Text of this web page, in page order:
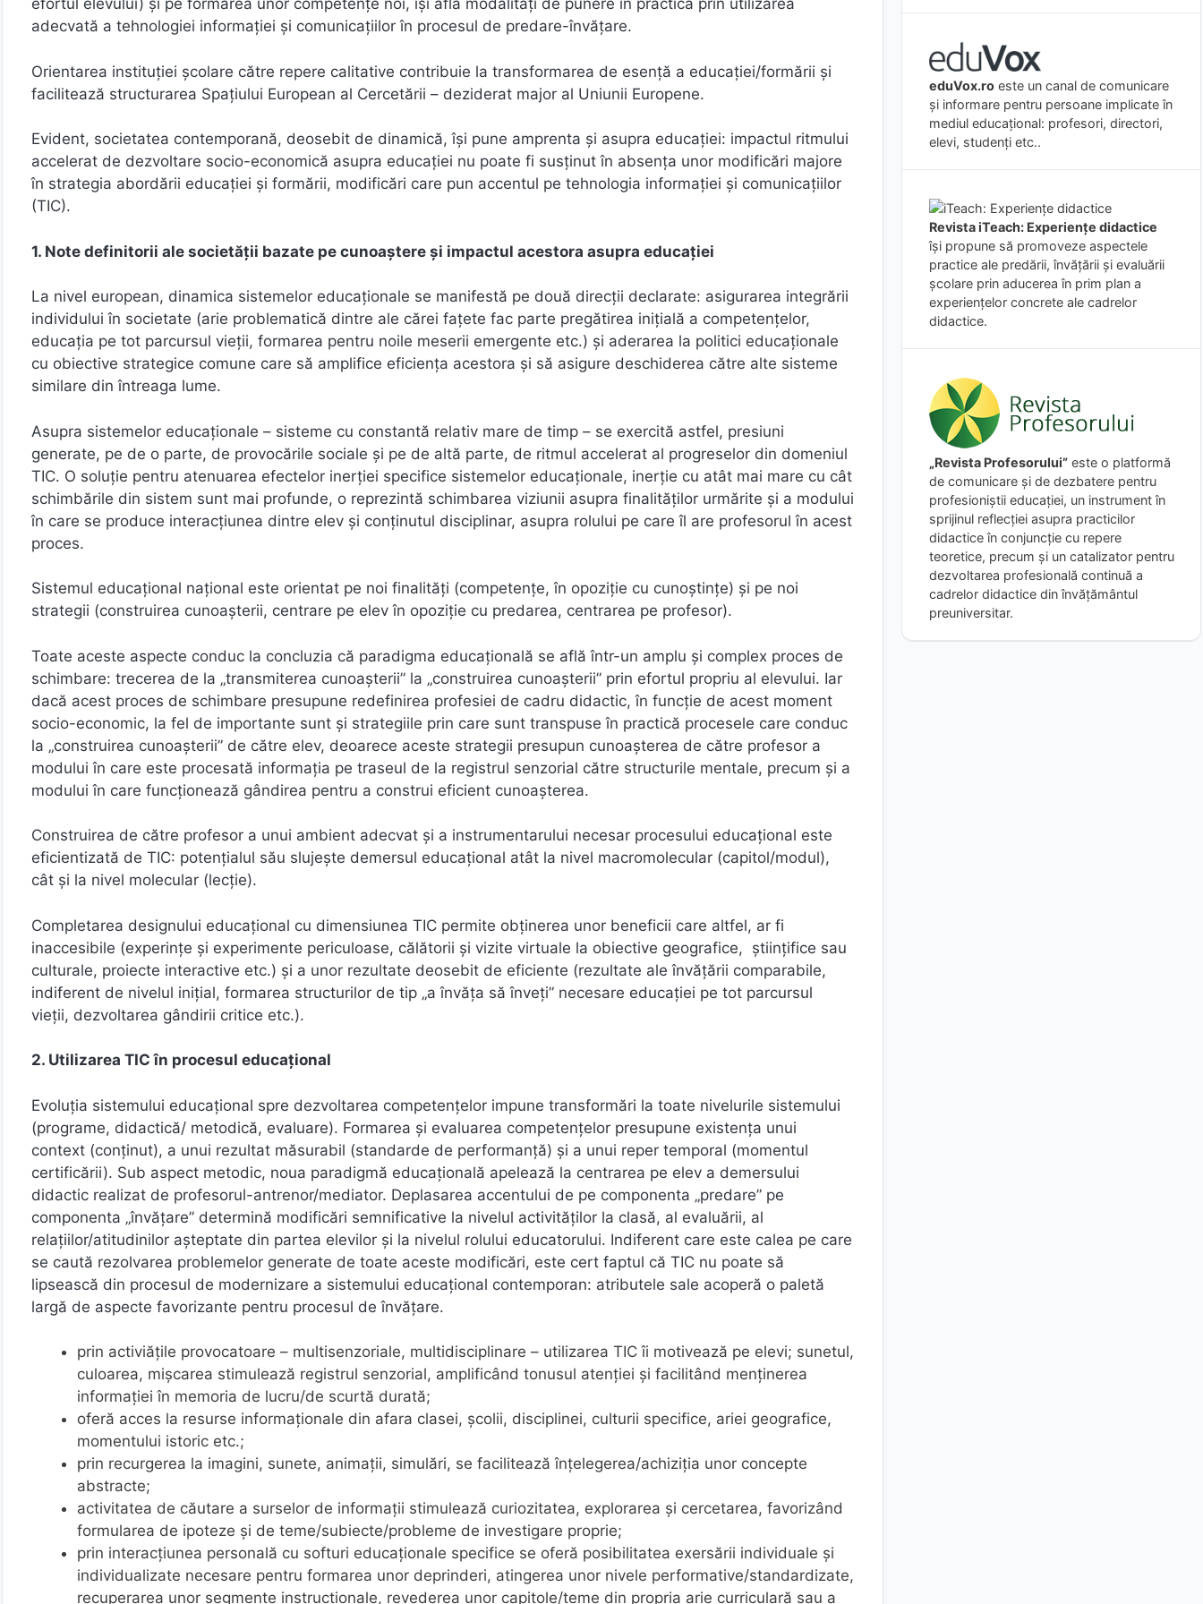
efortul elevului) şi pe formarea unor competenţe noi, îşi află modalităţi de punere în practică prin utilizarea
adecvată a tehnologiei informaţiei şi comunicaţiilor în procesul de predare-învăţare.
Orientarea instituţiei şcolare către repere calitative contribuie la transformarea de esenţă a educaţiei/formării şi
facilitează structurarea Spaţiului European al Cercetării – deziderat major al Uniunii Europene.
Evident, societatea contemporană, deosebit de dinamică, îşi pune amprenta şi asupra educaţiei: impactul ritmului
accelerat de dezvoltare socio-economică asupra educaţiei nu poate fi susţinut în absenţa unor modificări majore
în strategia abordării educaţiei şi formării, modificări care pun accentul pe tehnologia informaţiei şi comunicaţiilor
(TIC).
1. Note definitorii ale societăţii bazate pe cunoaştere şi impactul acestora asupra educaţiei
La nivel european, dinamica sistemelor educaţionale se manifestă pe două direcţii declarate: asigurarea integrării
individului în societate (arie problematică dintre ale cărei faţete fac parte pregătirea iniţială a competenţelor,
educaţia pe tot parcursul vieţii, formarea pentru noile meserii emergente etc.) şi aderarea la politici educaţionale
cu obiective strategice comune care să amplifice eficienţa acestora şi să asigure deschiderea către alte sisteme
similare din întreaga lume.
Asupra sistemelor educaţionale – sisteme cu constantă relativ mare de timp – se exercită astfel, presiuni
generate, pe de o parte, de provocările sociale şi pe de altă parte, de ritmul accelerat al progreselor din domeniul
TIC. O soluţie pentru atenuarea efectelor inerţiei specifice sistemelor educaţionale, inerţie cu atât mai mare cu cât
schimbările din sistem sunt mai profunde, o reprezintă schimbarea viziunii asupra finalităţilor urmărite şi a modului
în care se produce interacţiunea dintre elev şi conţinutul disciplinar, asupra rolului pe care îl are profesorul în acest
proces.
Sistemul educaţional naţional este orientat pe noi finalităţi (competenţe, în opoziţie cu cunoştinţe) şi pe noi
strategii (construirea cunoaşterii, centrare pe elev în opoziţie cu predarea, centrarea pe profesor).
Toate aceste aspecte conduc la concluzia că paradigma educaţională se află într-un amplu şi complex proces de
schimbare: trecerea de la „transmiterea cunoaşterii” la „construirea cunoaşterii” prin efortul propriu al elevului. Iar
dacă acest proces de schimbare presupune redefinirea profesiei de cadru didactic, în funcţie de acest moment
socio-economic, la fel de importante sunt şi strategiile prin care sunt transpuse în practică procesele care conduc
la „construirea cunoaşterii” de către elev, deoarece aceste strategii presupun cunoaşterea de către profesor a
modului în care este procesată informaţia pe traseul de la registrul senzorial către structurile mentale, precum şi a
modului în care funcţionează gândirea pentru a construi eficient cunoaşterea.
Construirea de către profesor a unui ambient adecvat şi a instrumentarului necesar procesului educaţional este
eficientizată de TIC: potenţialul său slujeşte demersul educaţional atât la nivel macromolecular (capitol/modul),
cât şi la nivel molecular (lecţie).
Completarea designului educaţional cu dimensiunea TIC permite obţinerea unor beneficii care altfel, ar fi
inaccesibile (experinţe şi experimente periculoase, călătorii şi vizite virtuale la obiective geografice, ştiinţifice sau
culturale, proiecte interactive etc.) şi a unor rezultate deosebit de eficiente (rezultate ale învăţării comparabile,
indiferent de nivelul iniţial, formarea structurilor de tip „a învăţa să înveţi” necesare educaţiei pe tot parcursul
vieţii, dezvoltarea gândirii critice etc.).
2. Utilizarea TIC în procesul educaţional
Evoluţia sistemului educaţional spre dezvoltarea competenţelor impune transformări la toate nivelurile sistemului
(programe, didactică/ metodică, evaluare). Formarea şi evaluarea competenţelor presupune existenţa unui
context (conţinut), a unui rezultat măsurabil (standarde de performanţă) şi a unui reper temporal (momentul
certificării). Sub aspect metodic, noua paradigmă educaţională apelează la centrarea pe elev a demersului
didactic realizat de profesorul-antrenor/mediator. Deplasarea accentului de pe componenta „predare” pe
componenta „învăţare” determină modificări semnificative la nivelul activităţilor la clasă, al evaluării, al
relaţiilor/atitudinilor aşteptate din partea elevilor şi la nivelul rolului educatorului. Indiferent care este calea pe care
se caută rezolvarea problemelor generate de toate aceste modificări, este cert faptul că TIC nu poate să
lipsească din procesul de modernizare a sistemului educaţional contemporan: atributele sale acoperă o paletă
largă de aspecte favorizante pentru procesul de învăţare.
prin activiăţile provocatoare – multisenzoriale, multidisciplinare – utilizarea TIC îi motivează pe elevi; sunetul,
culoarea, mişcarea stimulează registrul senzorial, amplificând tonusul atenţiei şi facilitând menţinerea
informaţiei în memoria de lucru/de scurtă durată;
oferă acces la resurse informaţionale din afara clasei, şcolii, disciplinei, culturii specifice, ariei geografice,
momentului istoric etc.;
prin recurgerea la imagini, sunete, animaţii, simulări, se facilitează înţelegerea/achiziţia unor concepte
abstracte;
activitatea de căutare a surselor de informaţii stimulează curiozitatea, explorarea şi cercetarea, favorizând
formularea de ipoteze şi de teme/subiecte/probleme de investigare proprie;
prin interacţiunea personală cu softuri educaţionale specifice se oferă posibilitatea exersării individuale şi
individualizate necesare pentru formarea unor deprinderi, atingerea unor nivele performative/standardizate,
recuperarea unor segmente instrucţionale, revederea unor capitole/teme din propria arie curriculară sau a
eduVox.ro este un canal de comunicare
și informare pentru persoane implicate în
mediul educațional: profesori, directori,
elevi, studenți etc..
Revista iTeach: Experienţe didactice
îşi propune să promoveze aspectele
practice ale predării, învăţării şi evaluării
şcolare prin aducerea în prim plan a
experienţelor concrete ale cadrelor
didactice.
„Revista Profesorului” este o platformă
de comunicare și de dezbatere pentru
profesioniștii educației, un instrument în
sprijinul reflecției asupra practicilor
didactice în conjuncție cu repere
teoretice, precum și un catalizator pentru
dezvoltarea profesională continuă a
cadrelor didactice din învățământul
preuniversitar.